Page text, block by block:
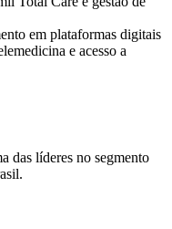
em plataformas digitais
e acesso a
das líderes no segmento